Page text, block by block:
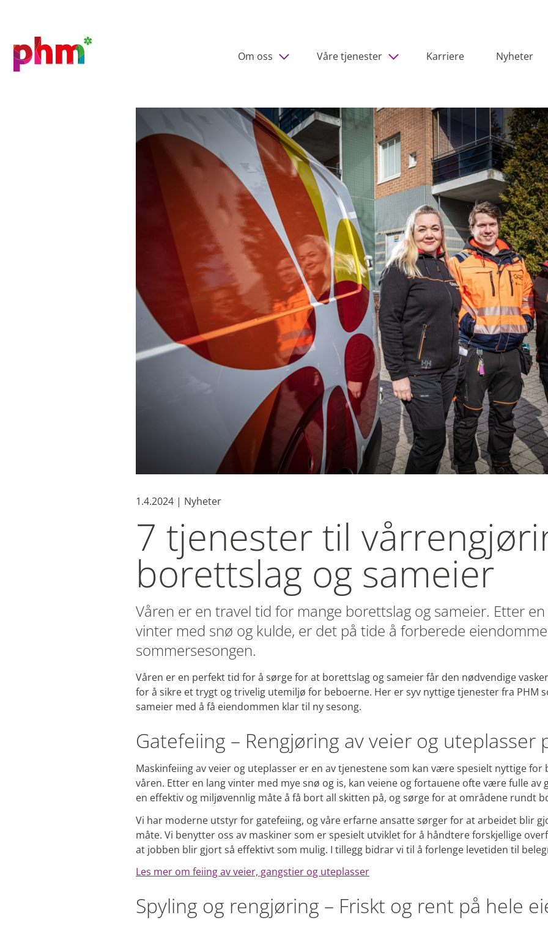
Om oss Våre tjenester Karriere Nyheter
1.4.2024 | Nyheter
7 tjenester til
borettslag og sameier
Våren er en travel tid for mange borettslag og sameier. Etter
vinter med snø og kulde, er det på tide å forberede
sommersesongen.
Våren er en perfekt tid for å sørge for at borettslag og sameier får den nødvendige
for å sikre et trygt og trivelig utemiljø for beboerne. Her er syv nyttige tjenester fra PHM
sameier med å få eiendommen klar til ny sesong.
Gatefeiing – Rengjøring av veier og
Maskinfeiing av veier og uteplasser er en av tjenestene som kan være spesielt nyttige
våren. Etter en lang vinter med mye snø og is, kan veiene og fortauene ofte være fulle av
en effektiv og miljøvennlig måte å få bort all skitten på, og sørge for at områdene rundt
Vi har moderne utstyr for gatefeiing, og våre erfarne ansatte sørger for at arbeidet blir
måte. Vi benytter oss av maskiner som er spesielt utviklet for å håndtere forskjellige
at jobben blir gjort så effektivt som mulig. I tillegg bidrar vi til å forlenge levetiden til
Les mer om feiing av veier, gangstier og uteplasser
Spyling og rengjøring – Friskt og rent på hele